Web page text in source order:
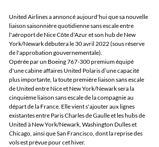
United Airlines a annoncé aujourd'hui que sa nouvelle
liaison saisonnière quotidienne sans escale entre
l'aéroport de Nice Côte d'Azur et son hub de New
York/Newark débutera le 30 avril 2022 (sous réserve
de l'approbation gouvernementale).
Opérée par un Boeing 767-300 premium équipé
d'une cabine affaires United Polaris d’une capacité
plus importante, la toute première liaison sans escale
de United entre Nice et New York/Newark sera la
cinquième liaison sans escale de la compagnie au
départ de la France. Elle vient s'ajouter aux lignes
existantes entre Paris Charles de Gaulle et les hubs de
United à New York/Newark, Washington Dulles et
Chicago, ainsi que San Francisco, dont la reprise des
vols est prévue pour cet hiver.